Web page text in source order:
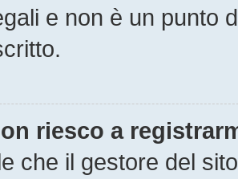
e non è un punto
riesco a
che il gestore del